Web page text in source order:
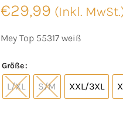
€29,99 (Inkl.
Mey Top 55317 weiß
Größe
L/XL S/M XXL/3XL